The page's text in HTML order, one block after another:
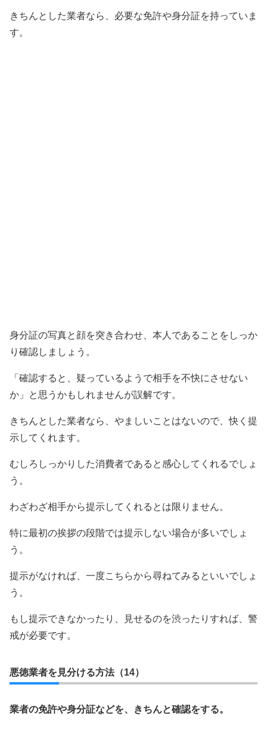
きちんとした業者なら、必要な免許や身分証を持っていま
す。
身分証の写真と顔を突き合わせ、本人であることをしっか
り確認しましょう。
「確認すると、疑っているようで相手を不快にさせない
か」と思うかもしれませんが誤解です。
きちんとした業者なら、やましいことはないので、快く提
示してくれます。
むしろしっかりした消費者であると感心してくれるでしょ
う。
わざわざ相手から提示してくれるとは限りません。
特に最初の挨拶の段階では提示しない場合が多いでしょ
う。
提示がなければ、一度こちらから尋ねてみるといいでしょ
う。
もし提示できなかったり、見せるのを渋ったりすれば、警
戒が必要です。
悪徳業者を見分ける方法（14）
業者の免許や身分証などを、きちんと確認をする。